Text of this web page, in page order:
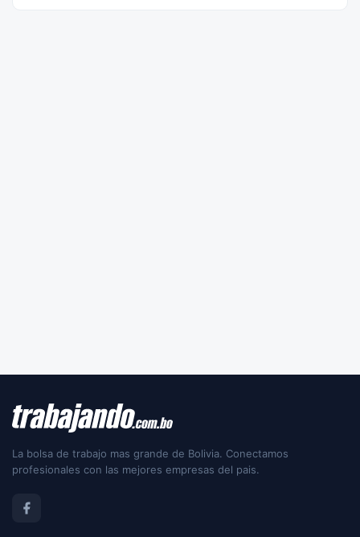
La bolsa de trabajo mas grande de Bolivia. Conectamos
profesionales con las mejores empresas del pais.